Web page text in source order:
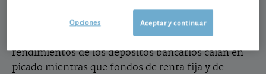
Nosotros lo tenemos claro: el entorno es lo que ha
inclinado la balanza. El inversor, al ver cómo los
rendimientos de los depósitos bancarios caían en
picado mientras que fondos de renta fija y de
Aceptar y continuar
Opciones